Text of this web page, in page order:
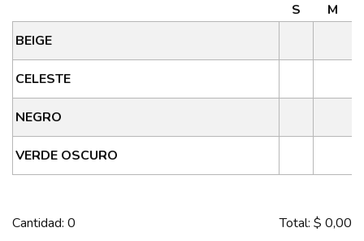
S
M
BEIGE
CELESTE
NEGRO
VERDE OSCURO
Cantidad: 0 Total: $ 0,00